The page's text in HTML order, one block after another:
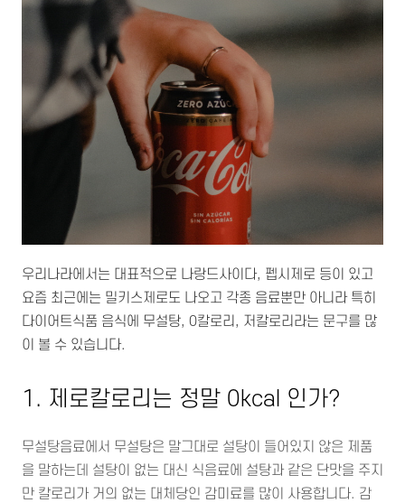
우리나라에서는 대표적으로 나랑드사이다, 펩시제로 등이 있고
요즘 최근에는 밀키스제로도 나오고 각종 음료뿐만 아니라 특히
다이어트식품 음식에 무설탕, 0칼로리, 저칼로리라는 문구를 많
이 볼 수 있습니다.
1. 제로칼로리는 정말 0kcal 인가?
무설탕음료에서 무설탕은 말그대로 설탕이 들어있지 않은 제품
을 말하는데 설탕이 없는 대신 식음료에 설탕과 같은 단맛을 주지
만 칼로리가 거의 없는 대체당인 감미료를 많이 사용합니다. 감